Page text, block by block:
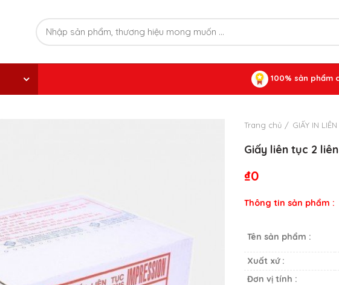
100% sản phẩm
Trang chủ GIẤY IN
Giấy liên tục 2
₫0
Thông tin sản phẩm :
Tên sản phẩm :
Xuất xứ :
Đơn vị tính :